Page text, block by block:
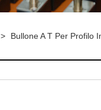
> Bullone A T Per Profilo